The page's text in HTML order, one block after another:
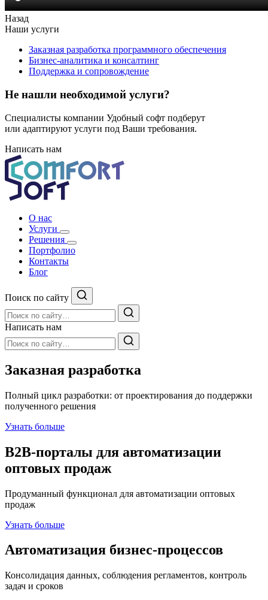
Назад
Наши услуги
Заказная разработка программного обеспечения
Бизнес-аналитика и консалтинг
Поддержка и сопровождение
Не нашли необходимой услуги?
Специалисты компании Удобный софт подберут
или адаптируют услуги под Ваши требования.
Написать нам
О нас
Услуги
Решения
Портфолио
Контакты
Блог
Поиск по сайту
Написать нам
Заказная разработка
Полный цикл разработки: от проектирования до поддержки
полученного решения
Узнать больше
B2B-порталы для автоматизации
оптовых продаж
Продуманный функционал для автоматизации оптовых
продаж
Узнать больше
Автоматизация бизнес-процессов
Консолидация данных, соблюдения регламентов, контроль
задач и сроков